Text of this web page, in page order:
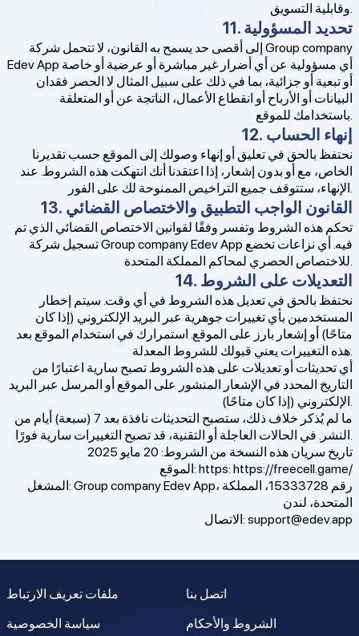
وقابلية التسويق.
11. تحديد المسؤولية
إلى أقصى حد يسمح به القانون، لا تتحمل شركة Group company
Edev App أي مسؤولية عن أي أضرار غير مباشرة أو عرضية أو خاصة
أو تبعية أو جزائية، بما في ذلك على سبيل المثال لا الحصر فقدان
البيانات أو الأرباح أو انقطاع الأعمال، الناتجة عن أو المتعلقة
باستخدامك للموقع.
12. إنهاء الحساب
نحتفظ بالحق في تعليق أو إنهاء وصولك إلى الموقع حسب تقديرنا
الخاص، مع أو بدون إشعار، إذا اعتقدنا أنك انتهكت هذه الشروط. عند
الإنهاء، ستتوقف جميع التراخيص الممنوحة لك على الفور.
13. القانون الواجب التطبيق والاختصاص القضائي
تحكم هذه الشروط وتفسر وفقًا لقوانين الاختصاص القضائي الذي تم
تسجيل شركة Group company Edev App فيه. أي نزاعات تخضع
للاختصاص الحصري لمحاكم المملكة المتحدة.
14. التعديلات على الشروط
نحتفظ بالحق في تعديل هذه الشروط في أي وقت. سيتم إخطار
المستخدمين بأي تغييرات جوهرية عبر البريد الإلكتروني (إذا كان
متاحًا) أو إشعار بارز على الموقع. استمرارك في استخدام الموقع بعد
هذه التغييرات يعني قبولك للشروط المعدلة.
أي تحديثات أو تعديلات على هذه الشروط تصبح سارية اعتبارًا من
التاريخ المحدد في الإشعار المنشور على الموقع أو المرسل عبر البريد
الإلكتروني (إذا كان متاحًا).
ما لم يُذكر خلاف ذلك، ستصبح التحديثات نافذة بعد 7 (سبعة) أيام من
النشر. في الحالات العاجلة أو التقنية، قد تصبح التغييرات سارية فورًا.
تاريخ سريان هذه النسخة من الشروط: 20 مايو 2025
الموقع: https: https://freecell.game/
المشغل: Group company Edev App، رقم 15333728، المملكة
المتحدة، لندن
الاتصال: support@edev.app
ملفات تعريف الارتباط
سياسة الخصوصية
اتصل بنا
الشروط والأحكام